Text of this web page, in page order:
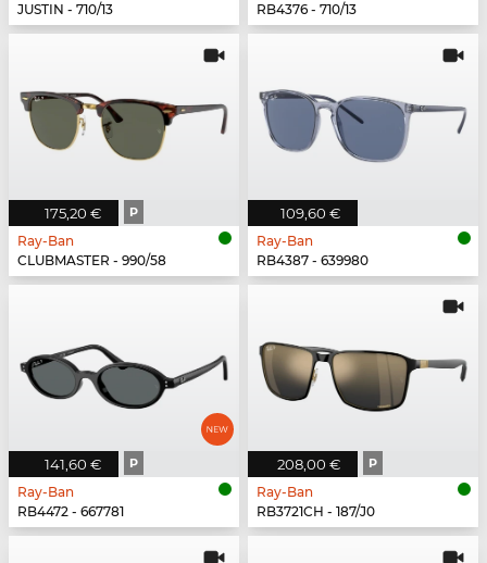
JUSTIN - 710/13
RB4376 - 710/13
175,20 € P
Ray-Ban
CLUBMASTER - 990/58
109,60 €
Ray-Ban
RB4387 - 639980
141,60 € P
Ray-Ban
RB4472 - 667781
208,00 € P
Ray-Ban
RB3721CH - 187/J0